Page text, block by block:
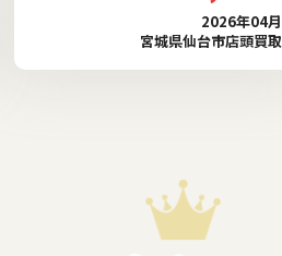
2026年04月
宮城県仙台市店頭買取